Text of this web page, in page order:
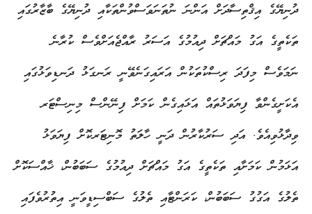
ދުނިޔޭގެ އިޤްތިސާދަށް އަންނަ ނުތަނަވަސްވުންތަކާއި ދުނިޔޭގެ ބާޒާރުގައި
ތަކެތީގެ އަގު މައްޗަށް ދިއުމުގެ އަސަރު ރާއްޖެއަށްވެސް ކުރާނެ
ނަމަވެސް މިފަދަ ރިސްކުތަކުން އަރައިގަނެވޭނީ ރަނގަޅު ދަނޑިވަޅުގައި
އެކަށީގެންވާ ފިޔަވަޅުތައް އަޅައިގެން ކަމަށް ފިނޭންސް މިނިސްޓަރ
ވިދާޅުވިއެވެ. އަދި ސަރުކާރުން ދަނީ ހާލަތު މޮނިޓަރކޮށް ފިޔަވަޅު
އަޅަމުން ކަމަށާއި ތަކެތީގެ އަގު މައްޗަށް ދިއުމުގެ ސަބަބުން، ޚާއްސަކޮށް
ތެލުގެ އަގުގު ސަބަބުން، ކަރަންޓާއި ތެލުގެ ސަބްސިޑީވަނީ އިތުރުވެފައި